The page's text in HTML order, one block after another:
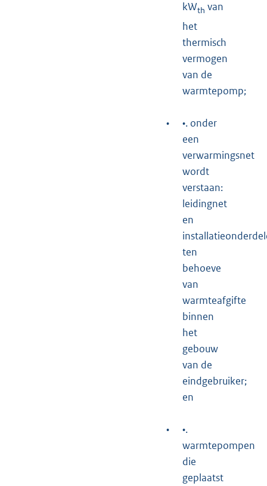
kWth van
het
thermisch
vermogen
van de
warmtepomp;
•
•. onder
een
verwarmingsnet
wordt
verstaan:
leidingnet
en
ten
behoeve
van
warmteafgifte
binnen
het
gebouw
van de
eindgebruiker;
en
•
•.
warmtepompen
die
geplaatst